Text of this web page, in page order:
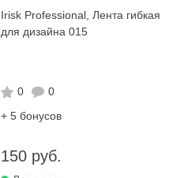
Irisk Professional, Лента гибкая
для дизайна 015
0
0
+ 5 бонусов
150 руб.